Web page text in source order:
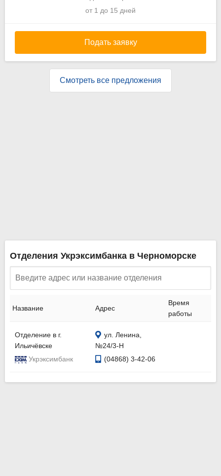
от 1 до 15 дней
Подать заявку
Смотреть все предложения
Отделения Укрэксимбанка в Черноморске
Название Адрес
Время
работы
Отделение в г.
Ильичёвске
Укрэксимбанк
ул. Ленина,
№24/3-Н
(04868) 3-42-06